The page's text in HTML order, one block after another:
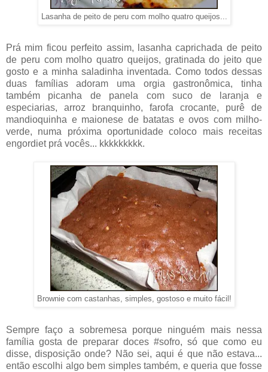
Lasanha de peito de peru com molho quatro queijos...
Prá mim ficou perfeito assim, lasanha caprichada de peito
de peru com molho quatro queijos, gratinada do jeito que
gosto e a minha saladinha inventada. Como todos dessas
duas famílias adoram uma orgia gastronômica, tinha
também picanha de panela com suco de laranja e
especiarias, arroz branquinho, farofa crocante, purê de
mandioquinha e maionese de batatas e ovos com milho-
verde, numa próxima oportunidade coloco mais receitas
engordiet prá vocês... kkkkkkkkk.
Brownie com castanhas, simples, gostoso e muito fácil!
Sempre faço a sobremesa porque ninguém mais nessa
família gosta de preparar doces #sofro, só que como eu
disse, disposição onde? Não sei, aqui é que não estava...
então escolhi algo bem simples também, e queria que fosse